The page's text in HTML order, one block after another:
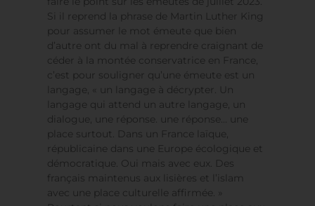
essaie de nous proposer une pensée
décoloniale positive. Jean Viard tente de
faire le point sur les émeutes de juillet 2023.
Si il reprend la phrase de Martin Luther King
pour assumer le mot émeute que bien
d’autre ont du mal à reprendre craignant de
céder à la montée conservatrice en France,
c’est pour souligner qu’une émeute est un
langage, « un langage à décrypter. Un
langage qui attend un autre langage, un
dialogue, une réponse. une réponse… une
place surtout. Dans un France laïque,
républicaine dans une Europe écologique et
démocratique. Oui mais avec eux. Des